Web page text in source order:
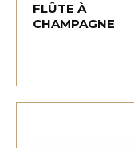
FLÛTE À
CHAMPAGNE